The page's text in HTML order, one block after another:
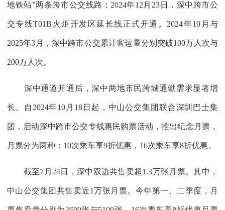
地铁站”两条跨市公交线路；2024年12月23日，深中跨市公
交专线T01B火炬开发区延长线正式开通。2024年10月与
2025年3月，深中跨市公交累计客运量分别突破100万人次与
200万人次。
深中通道开通后，深中两地市民跨城通勤需求显著增
长。自2024年10月18日起，中山公交集团联合深圳巴士集
团，启动深中跨市公交专线惠民购票活动，推出纪念月票，
月票分为两种：10次乘车享9折优惠，16次乘车享8折优惠。
截至7月24日，深中双边共售卖超1.3万张月票。其中，
中山公交集团共售卖近1万张月票。今年第一、二季度，月